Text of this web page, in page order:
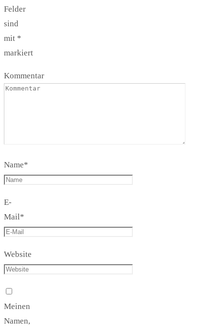
Felder
sind
mit *
markiert
Kommentar
Name*
E-
Mail*
Website
Meinen
Namen,